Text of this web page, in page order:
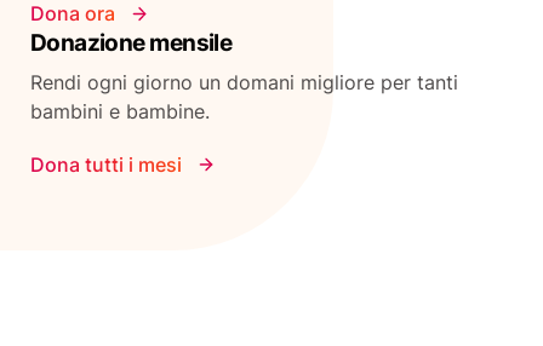
Dona ora
Donazione mensile
Rendi ogni giorno un domani migliore per tanti
bambini e bambine.
Dona tutti i mesi